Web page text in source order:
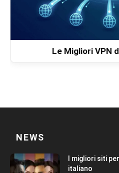
Le Migliori VPN
NEWS
I migliori siti
italiano